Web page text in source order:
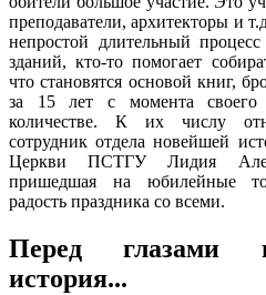
преподаватели, архитекторы и
непростой длительный
зданий, кто-то помогает
что становятся основой книг,
за 15 лет с момента своего
количестве. К их числу
сотрудник отдела новейшей
Церкви ПСТГУ Лидия
пришедшая на юбилейные
радость праздника со всеми.
Перед глазами
история...